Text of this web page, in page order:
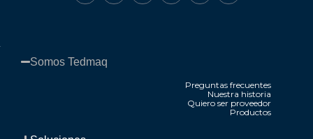
Somos Tedmaq​
Preguntas frecuentes
Nuestra historia
Quiero ser proveedor
Productos